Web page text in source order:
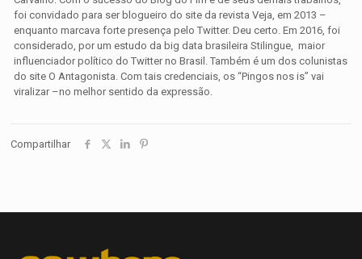
foi convidado para ser blogueiro do site da revista Veja, em 2013 –
enquanto marcava forte presença pelo Twitter. Deu certo. Em 2016, foi
considerado, por um estudo da big data brasileira Stilingue, maior
influenciador político do Twitter no Brasil. Também é um dos colunistas
do site O Antagonista. Com tais credenciais, os “Pingos nos is” vai
viralizar –no melhor sentido da expressão.
Compartilhar